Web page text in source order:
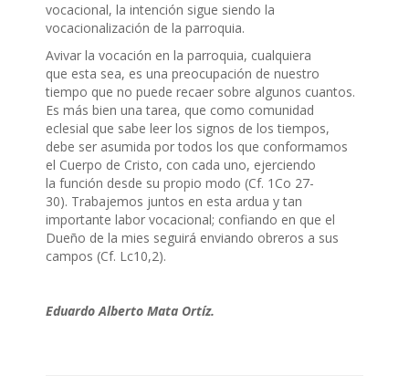
vocacional, la intención sigue siendo la
vocacionalización de la parroquia.
Avivar la vocación en la parroquia, cualquiera
que esta sea, es una preocupación de nuestro
tiempo que no puede recaer sobre algunos cuantos.
Es más bien una tarea, que como comunidad
eclesial que sabe leer los signos de los tiempos,
debe ser asumida por todos los que conformamos
el Cuerpo de Cristo, con cada uno, ejerciendo
la función desde su propio modo (Cf. 1Co 27-
30). Trabajemos juntos en esta ardua y tan
importante labor vocacional; confiando en que el
Dueño de la mies seguirá enviando obreros a sus
campos (Cf. Lc10,2).
Eduardo Alberto Mata Ortíz.